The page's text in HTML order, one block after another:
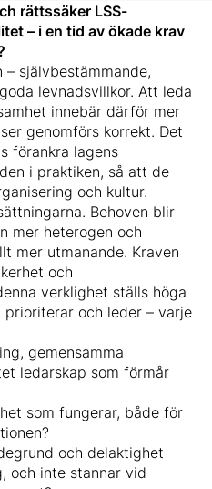
rättssäker LSS-
– i en tid av ökade krav
självbestämmande,
levnadsvillkor. Att leda
innebär därför mer
genomförs korrekt. Det
förankra lagens
i praktiken, så att de
och kultur.
Behoven blir
mer heterogen och
mer utmanande. Kraven
och
verklighet ställs höga
och leder – varje
gemensamma
ledarskap som förmår
som fungerar, både för
och delaktighet
och inte stannar vid